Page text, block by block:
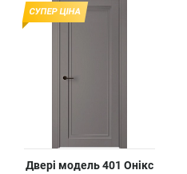
СУПЕР ЦІНА
Двері модель 401 Онікс